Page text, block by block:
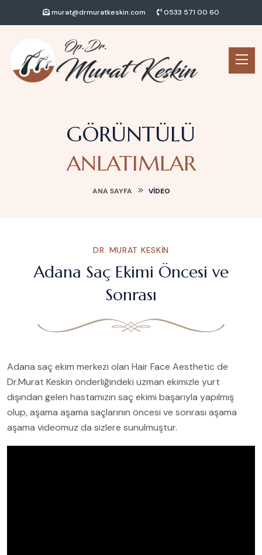
murat@drmuratkeskin.com 0533 571 00 60
GÖRÜNTÜLÜ
ANLATIMLAR
ANA SAYFA VIDEO
DR. MURAT KESKIN
Adana Saç Ekimi Öncesi ve
Sonrası
Adana saç ekim merkezi olan Hair Face Aesthetic de
Dr.Murat Keskin önderliğindeki uzman ekimizle yurt
dışından gelen hastamızın saç ekimi başarıyla yapılmış
olup, aşama aşama saçlarının öncesi ve sonrası aşama
aşama videomuz da sizlere sunulmuştur.